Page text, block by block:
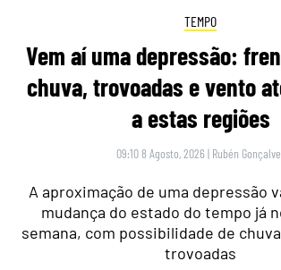
TEMPO
Vem aí uma depressão:
chuva, trovoadas e vento
a estas regiões
09:10 8 Agosto, 2026 | Rubén
A aproximação de uma depressão
mudança do estado do tempo já
semana, com possibilidade de
trovoadas